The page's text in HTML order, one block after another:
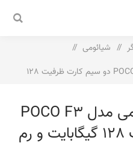
/ شیائومی
/
گوشی موبایل شیائومی مدل POCO F3 دو سیم‌ کارت ظرفیت 128
گوشی موبایل شیائومی مدل POCO F3
دو سیم‌ کارت ظرفیت 128 گیگابایت و رم